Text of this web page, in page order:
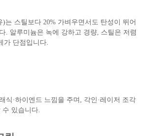
)는 스틸보다 20% 가벼우면서도 탄성이 뛰어
. 알루미늄은 녹에 강하고 경량, 스틸은 저렴
가 단점입니다.
식·하이엔드 느낌을 주며, 각인·레이저 조각
수 있습니다.